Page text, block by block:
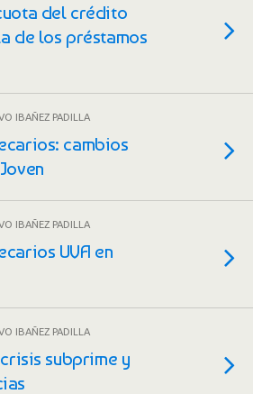
del crédito
de los préstamos
IBAÑEZ PADILLA
cambios
IBAÑEZ PADILLA
UVA en
IBAÑEZ PADILLA
subprime y